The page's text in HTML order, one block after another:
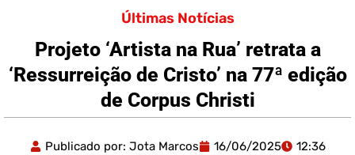
Últimas Notícias
Projeto ‘Artista na Rua’ retrata a
‘Ressurreição de Cristo’ na 77ª edição
de Corpus Christi
Publicado por: Jota Marcos 16/06/2025 12:36